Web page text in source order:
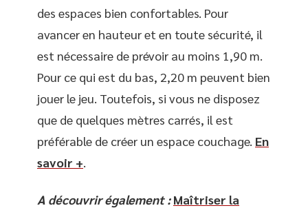
des espaces bien confortables. Pour
avancer en hauteur et en toute sécurité, il
est nécessaire de prévoir au moins 1,90 m.
Pour ce qui est du bas, 2,20 m peuvent bien
jouer le jeu. Toutefois, si vous ne disposez
que de quelques mètres carrés, il est
préférable de créer un espace couchage. En
savoir +.
A découvrir également : Maîtriser la